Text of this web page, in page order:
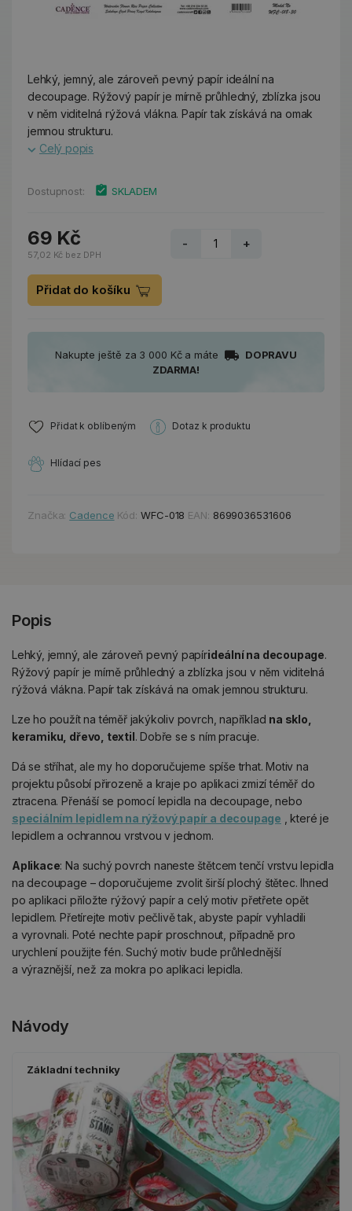
Lehký, jemný, ale zároveň pevný papír ideální na
decoupage. Rýžový papír je mírně průhledný, zblízka jsou
v něm viditelná rýžová vlákna. Papír tak získává na omak
jemnou strukturu.
Celý popis
Dostupnost: SKLADEM
69 Kč
57,02 Kč bez DPH
- +
Přidat do košíku
Nakupte ještě za 3 000 Kč a máte
DOPRAVU
ZDARMA!
Přidat k oblíbeným Dotaz k produktu
Hlídací pes
Značka: Cadence Kód: WFC-018 EAN: 8699036531606
Popis
Lehký, jemný, ale zároveň pevný papírideální na decoupage.
Rýžový papír je mírně průhledný a zblízka jsou v něm viditelná
rýžová vlákna. Papír tak získává na omak jemnou strukturu.
Lze ho použít na téměř jakýkoliv povrch, například na sklo,
keramiku, dřevo, textil. Dobře se s ním pracuje.
Dá se stříhat, ale my ho doporučujeme spíše trhat. Motiv na
projektu působí přirozeně a kraje po aplikaci zmizí téměř do
ztracena. Přenáší se pomocí lepidla na decoupage, nebo
speciálním lepidlem na rýžový papír a decoupage , které je
lepidlem a ochrannou vrstvou v jednom.
Aplikace: Na suchý povrch naneste štětcem tenčí vrstvu lepidla
na decoupage – doporučujeme zvolit širší plochý štětec. Ihned
po aplikaci přiložte rýžový papír a celý motiv přetřete opět
lepidlem. Přetírejte motiv pečlivě tak, abyste papír vyhladili
a vyrovnali. Poté nechte papír proschnout, případně pro
urychlení použijte fén. Suchý motiv bude průhlednější
a výraznější, než za mokra po aplikaci lepidla.
Návody
Základní techniky